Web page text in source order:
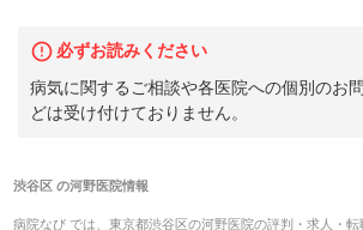
必ずお読みください
病気に関するご相談や各医院への個別のお
どは受け付けておりません。
渋谷区の河野医院情報
病院なび では、 東京都渋谷区の河野医院の評判・求人・転